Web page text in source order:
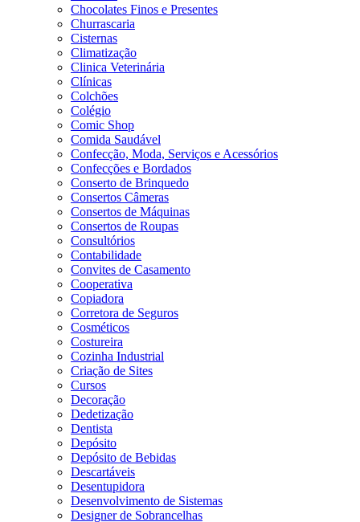
Chocolates Finos e Presentes
Churrascaria
Cisternas
Climatização
Clinica Veterinária
Clínicas
Colchões
Colégio
Comic Shop
Comida Saudável
Confecção, Moda, Serviços e Acessórios
Confecções e Bordados
Conserto de Brinquedo
Consertos Câmeras
Consertos de Máquinas
Consertos de Roupas
Consultórios
Contabilidade
Convites de Casamento
Cooperativa
Copiadora
Corretora de Seguros
Cosméticos
Costureira
Cozinha Industrial
Criação de Sites
Cursos
Decoração
Dedetização
Dentista
Depósito
Depósito de Bebidas
Descartáveis
Desentupidora
Desenvolvimento de Sistemas
Designer de Sobrancelhas